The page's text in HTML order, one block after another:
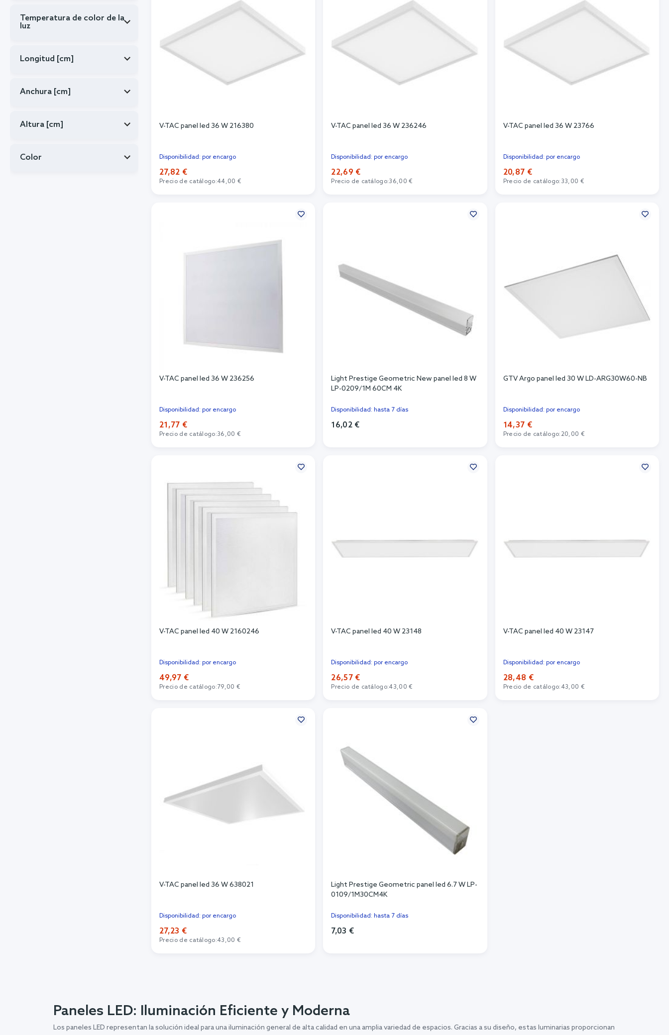
V-TAC panel led 36 W 216380
Disponibilidad: por encargo
27,82 €
Precio de catálogo:44,00 €
V-TAC panel led 36 W 236246
Disponibilidad: por encargo
22,69 €
Precio de catálogo:36,00 €
V-TAC panel led 36 W 23766
Disponibilidad: por encargo
20,87 €
Precio de catálogo: 33,00 €
V-TAC panel led 36 W 236256
Disponibilidad: por encargo
21,77 €
Precio de catálogo:36,00 €
Light Prestige Geometric New panel led 8 W
LP-0209/1M 60CM 4K
Disponibilidad: hasta 7 días
16,02 €
GTV Argo panel led 30 W LD-ARG30W60-NB
Disponibilidad: por encargo
14,37 €
Precio de catálogo: 20,00 €
V-TAC panel led 40 W 2160246
Disponibilidad: por encargo
49,97 €
Precio de catálogo: 79,00 €
V-TAC panel led 40 W 23148
Disponibilidad: por encargo
26,57 €
Precio de catálogo:43,00 €
V-TAC panel led 40 W 23147
Disponibilidad: por encargo
28,48 €
Precio de catálogo:43,00 €
V-TAC panel led 36 W 638021
Disponibilidad: por encargo
27,23 €
Precio de catálogo:43,00 €
Light Prestige Geometric panel led 6.7 W LP-
0109/1M30CM4K
Disponibilidad: hasta 7 días
7,03 €
Temperatura de color de la
luz
Longitud [cm]
Anchura [cm]
Altura [cm]
Color
Paneles LED: Iluminación Eficiente y Moderna
Los paneles LED representan la solución ideal para una iluminación general de alta calidad en una amplia variedad de espacios. Gracias a su diseño, estas luminarias proporcionan